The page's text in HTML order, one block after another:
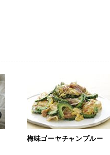
梅味ゴーヤチャンプルー